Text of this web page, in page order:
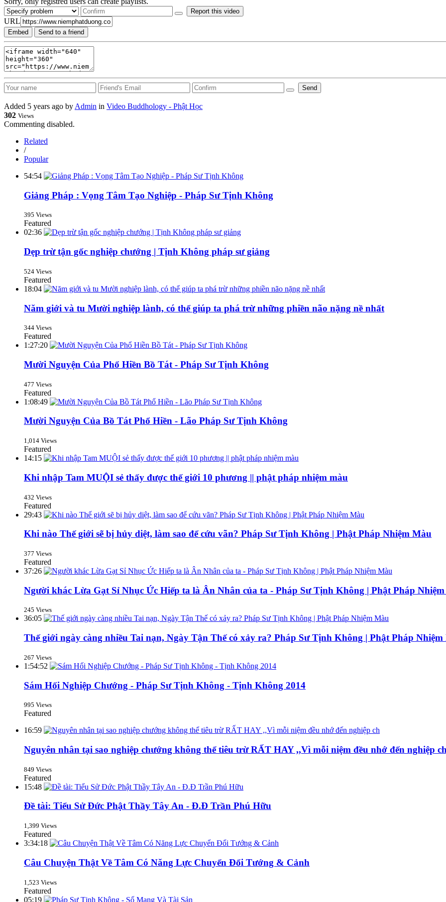
Report this video
URL
Embed Send to a friend
Send
Added 5 years ago by Admin in Video Buddhology - Phật Học
302 Views
Commenting disabled.
Related
/
Popular
54:54
Giảng Pháp : Vọng Tâm Tạo Nghiệp - Pháp Sư Tịnh Không
395 Views
Featured
02:36
Dẹp trừ tận gốc nghiệp chướng | Tịnh Không pháp sư giảng
524 Views
Featured
18:04
Năm giới và tu Mười nghiệp lành, có thể giúp ta phá trừ những phiền não nặng nề nhất
344 Views
Featured
1:27:20
Mười Nguyện Của Phổ Hiền Bồ Tát - Pháp Sư Tịnh Không
477 Views
Featured
1:08:49
Mười Nguyện Của Bồ Tát Phổ Hiền - Lão Pháp Sư Tịnh Không
1,014 Views
Featured
14:15
Khi nhập Tam MUỘI sẻ thấy được thế giới 10 phương || phật pháp nhiệm màu
432 Views
Featured
29:43
Khi nào Thế giới sẽ bị hủy diệt, làm sao để cứu vãn? Pháp Sư Tịnh Không | Phật Pháp Nhiệm Màu
377 Views
Featured
37:26
Người khác Lừa Gạt Sỉ Nhục Ức Hiếp ta là Ân Nhân của ta - Pháp Sư Tịnh Không | Phật Pháp
245 Views
36:05
Thế giới ngày càng nhiều Tai nạn, Ngày Tận Thế có xảy ra? Pháp Sư Tịnh Không | Phật Pháp
267 Views
1:54:52
Sám Hối Nghiệp Chướng - Pháp Sư Tịnh Không - Tịnh Không 2014
995 Views
Featured
16:59
Nguyên nhân tại sao nghiệp chướng không thể tiêu trừ RẤT HAY ,,Vì mỗi niệm đều nhớ đến nghiệp
849 Views
Featured
15:48
Đề tài: Tiểu Sử Đức Phật Thầy Tây An - Đ.Đ Trần Phú Hữu
1,399 Views
Featured
3:34:18
Câu Chuyện Thật Về Tâm Có Năng Lực Chuyển Đổi Tướng & Cảnh
1,523 Views
Featured
05:19